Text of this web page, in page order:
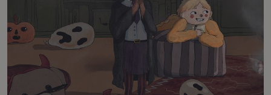
armarna.”
Metro”Det här är